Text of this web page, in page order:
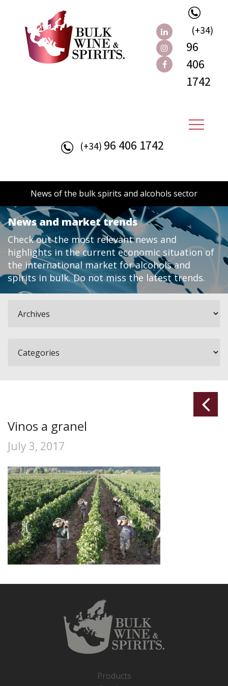
(+34)
96
406
1742
(+34) 96 406 1742
News of the bulk spirits and alcohols sector
News and market trends
Check out the most relevant news and
highlights in the current economic situation of
the international market for alcohols and
spirits in bulk. Do not miss the latest trends.
Vinos a granel
July 3, 2017
Products